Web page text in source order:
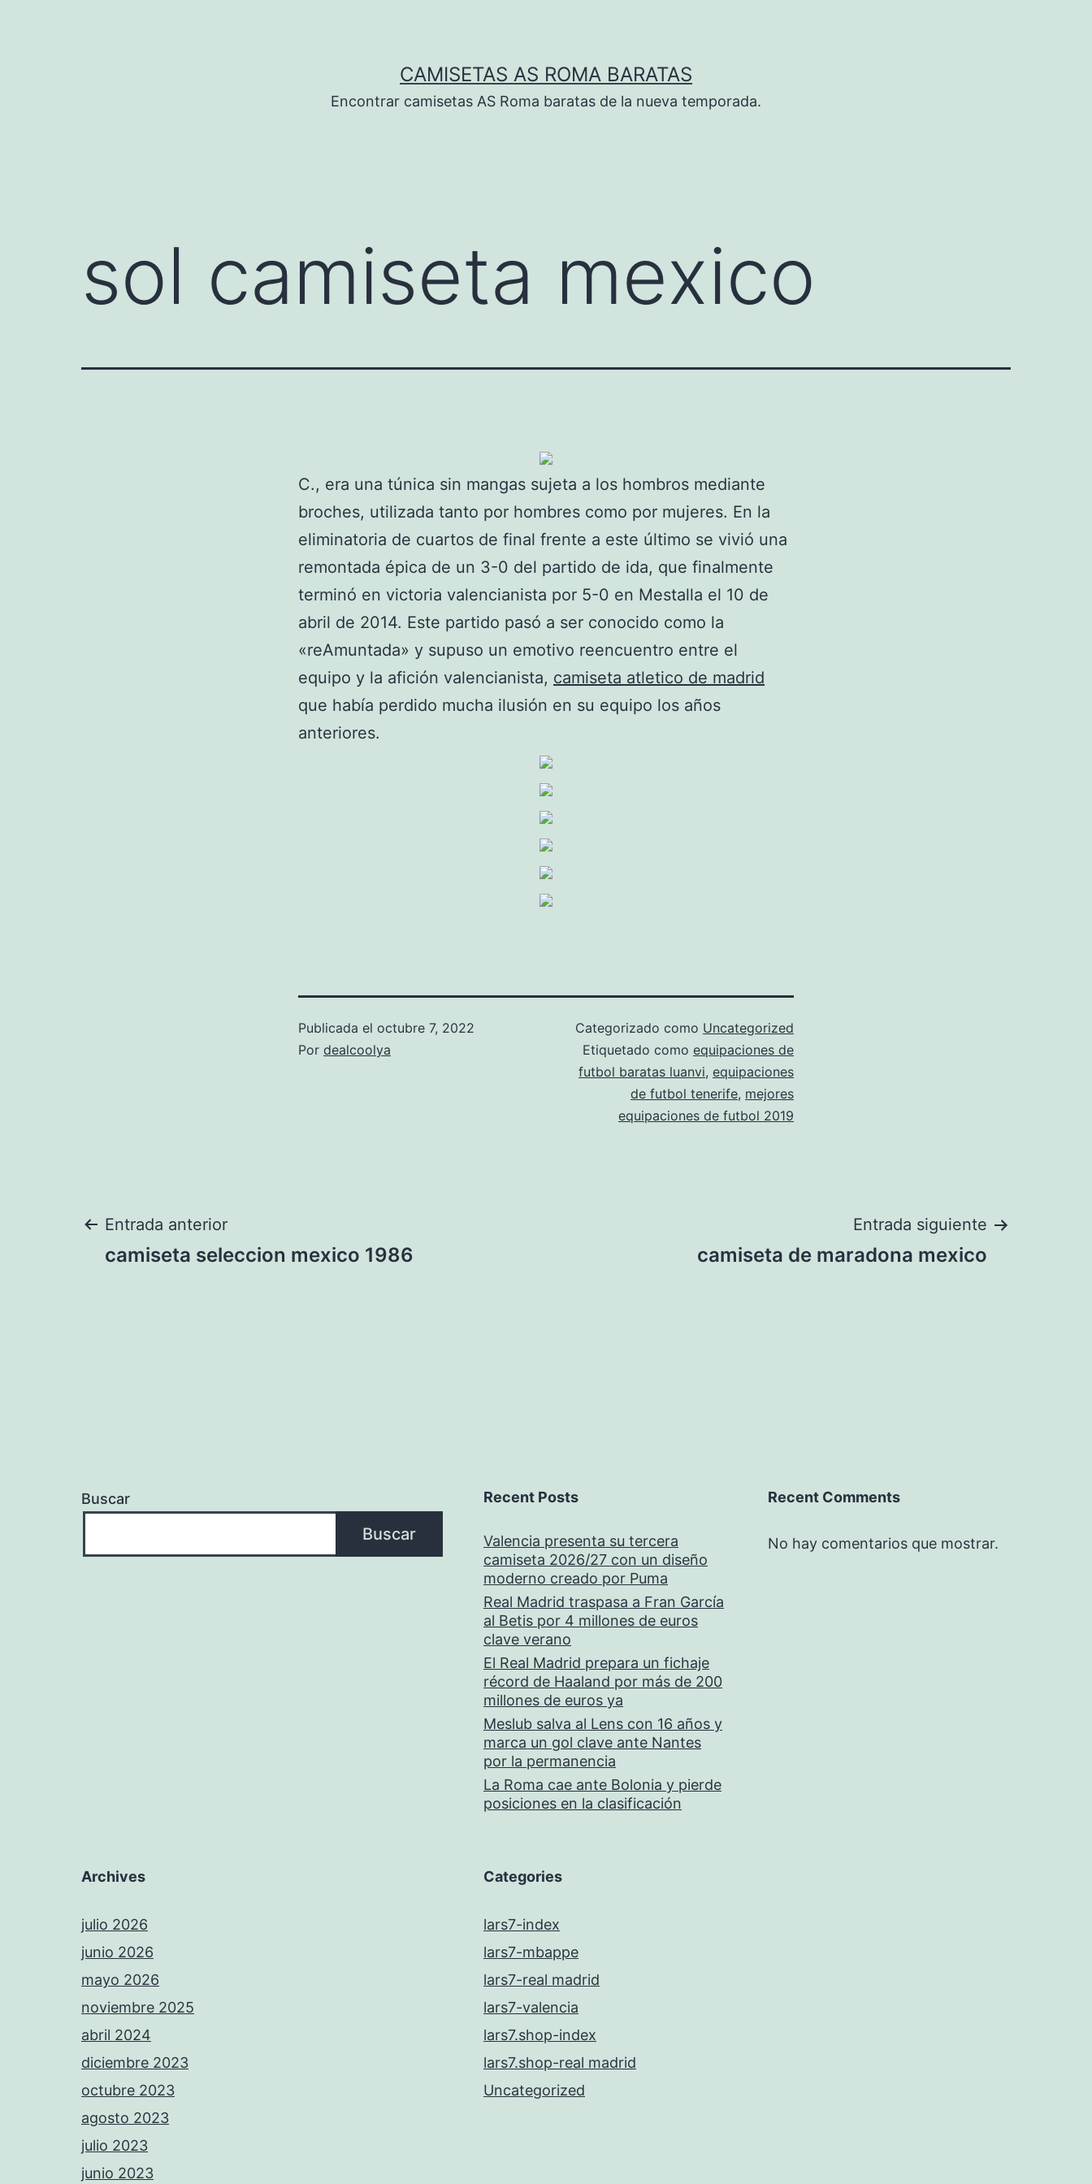
CAMISETAS AS ROMA BARATAS
Encontrar camisetas AS Roma baratas de la nueva temporada.
sol camiseta mexico
C., era una túnica sin mangas sujeta a los hombros mediante
broches, utilizada tanto por hombres como por mujeres. En la
eliminatoria de cuartos de final frente a este último se vivió una
remontada épica de un 3-0 del partido de ida, que finalmente
terminó en victoria valencianista por 5-0 en Mestalla el 10 de
abril de 2014. Este partido pasó a ser conocido como la
«reAmuntada» y supuso un emotivo reencuentro entre el
equipo y la afición valencianista, camiseta atletico de madrid
que había perdido mucha ilusión en su equipo los años
anteriores.
Publicada el octubre 7, 2022
Por dealcoolya
Categorizado como Uncategorized
Etiquetado como equipaciones de
futbol baratas luanvi, equipaciones
de futbol tenerife, mejores
equipaciones de futbol 2019
Navegación
Entrada anterior
camiseta seleccion mexico 1986
Entrada siguiente
camiseta de maradona mexico
Buscar
Buscar
Recent Posts
Valencia presenta su tercera
camiseta 2026/27 con un diseño
moderno creado por Puma
Real Madrid traspasa a Fran García
al Betis por 4 millones de euros
clave verano
El Real Madrid prepara un fichaje
récord de Haaland por más de 200
millones de euros ya
Meslub salva al Lens con 16 años y
marca un gol clave ante Nantes
por la permanencia
La Roma cae ante Bolonia y pierde
posiciones en la clasificación
Recent Comments
No hay comentarios que mostrar.
Archives
julio 2026
junio 2026
mayo 2026
noviembre 2025
abril 2024
diciembre 2023
octubre 2023
agosto 2023
julio 2023
junio 2023
Categories
lars7-index
lars7-mbappe
lars7-real madrid
lars7-valencia
lars7.shop-index
lars7.shop-real madrid
Uncategorized